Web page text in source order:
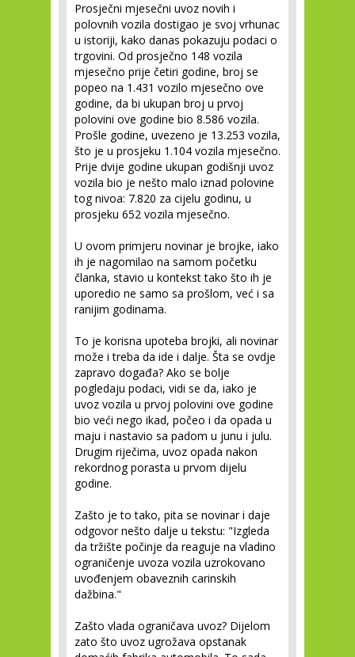
Prosječni mjesečni uvoz novih i
polovnih vozila dostigao je svoj vrhunac
u istoriji, kako danas pokazuju podaci o
trgovini. Od prosječno 148 vozila
mjesečno prije četiri godine, broj se
popeo na 1.431 vozilo mjesečno ove
godine, da bi ukupan broj u prvoj
polovini ove godine bio 8.586 vozila.
Prošle godine, uvezeno je 13.253 vozila,
što je u prosjeku 1.104 vozila mjesečno.
Prije dvije godine ukupan godišnji uvoz
vozila bio je nešto malo iznad polovine
tog nivoa: 7.820 za cijelu godinu, u
prosjeku 652 vozila mjesečno.
U ovom primjeru novinar je brojke, iako
ih je nagomilao na samom početku
članka, stavio u kontekst tako što ih je
uporedio ne samo sa prošlom, već i sa
ranijim godinama.
To je korisna upoteba brojki, ali novinar
može i treba da ide i dalje. Šta se ovdje
zapravo događa? Ako se bolje
pogledaju podaci, vidi se da, iako je
uvoz vozila u prvoj polovini ove godine
bio veći nego ikad, počeo i da opada u
maju i nastavio sa padom u junu i julu.
Drugim riječima, uvoz opada nakon
rekordnog porasta u prvom dijelu
godine.
Zašto je to tako, pita se novinar i daje
odgovor nešto dalje u tekstu: "Izgleda
da tržište počinje da reaguje na vladino
ograničenje uvoza vozila uzrokovano
uvođenjem obaveznih carinskih
dažbina."
Zašto vlada ograničava uvoz? Dijelom
zato što uvoz ugrožava opstanak